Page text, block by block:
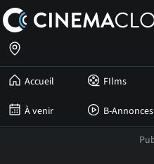
Accueil FIlms
À venir B-Annonces